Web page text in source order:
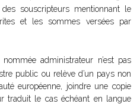
souscripteurs mentionnant le
et les sommes versées par
administrateur n’est pas
public ou relève d’un pays non
européenne, joindre une copie
traduit le cas échéant en langue